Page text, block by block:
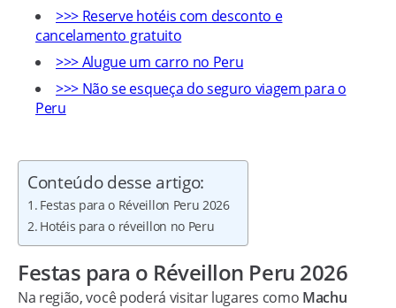
>>> Reserve hotéis com desconto e
cancelamento gratuito
>>> Alugue um carro no Peru
>>> Não se esqueça do seguro viagem para o
Peru
Conteúdo desse artigo:
Festas para o Réveillon Peru 2026
Hotéis para o réveillon no Peru
Festas para o Réveillon Peru 2026
Na região, você poderá visitar lugares como Machu